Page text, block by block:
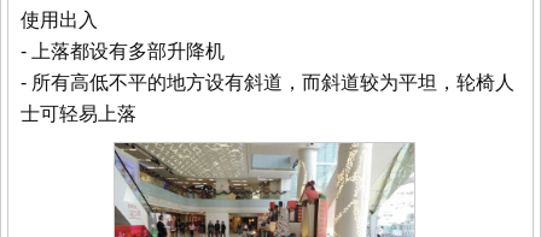
使用出入
- 上落都设有多部升降机
- 所有高低不平的地方设有斜道，而斜道较为平坦，轮椅人
士可轻易上落